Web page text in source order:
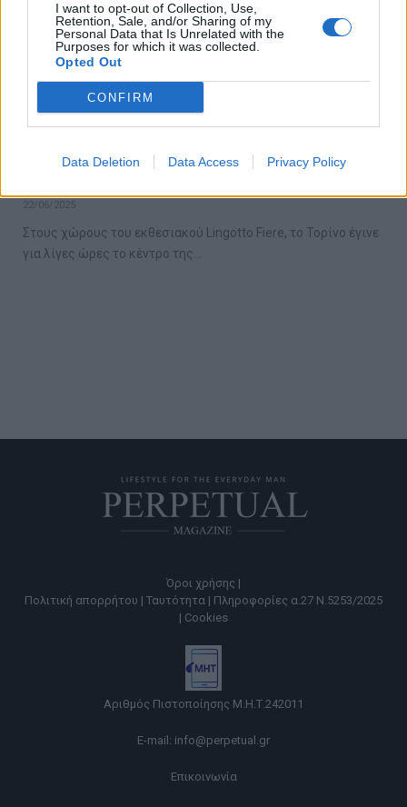
I want to opt-out of Collection, Use,
Retention, Sale, and/or Sharing of my
Personal Data that Is Unrelated with the
Purposes for which it was collected.
Opted Out
CONFIRM
Data Deletion Data Access Privacy Policy
Αυτά είναι τα 50 καλύτερα εστιατόρια
στον πλανήτη για το 2025 – Απούσα η
22/06/2025
Στους χώρους του εκθεσιακού Lingotto Fiere, το Τορίνο έγινε
για λίγες ώρες το κέντρο της…
Όροι χρήσης |
Πολιτική απορρήτου | Ταυτότητα | Πληροφορίες α.27 Ν.5253/2025
| Cookies
Αριθμός Πιστοποίησης Μ.Η.Τ.242011
E-mail: info@perpetual.gr
Επικοινωνία